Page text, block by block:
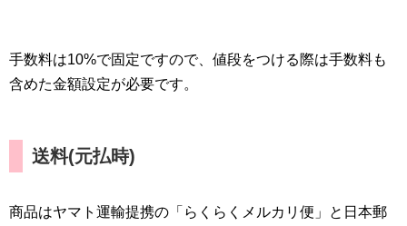
手数料は10%で固定ですので、値段をつける際は手数料も
含めた金額設定が必要です。
送料(元払時)
商品はヤマト運輸提携の「らくらくメルカリ便」と日本郵